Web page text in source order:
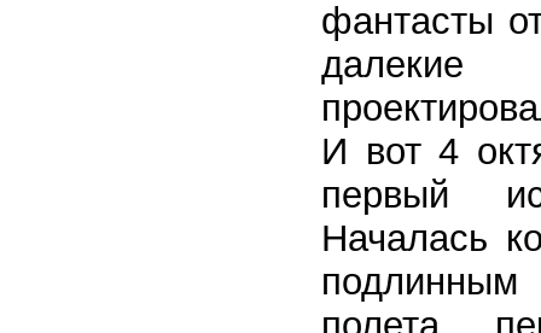
фантасты
далекие
И вот 4
первый
Началась